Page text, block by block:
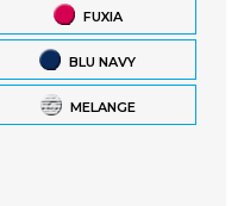
FUXIA
BLU NAVY
MELANGE